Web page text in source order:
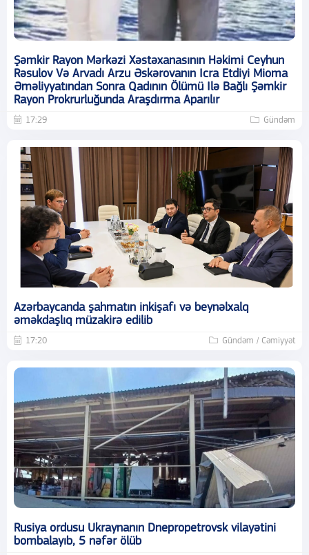
Şəmkir Rayon Mərkəzi Xəstəxanasının Həkimi Ceyhun
Rəsulov Və Arvadı Arzu Əskərovanın Icra Etdiyi Mioma
Əməliyyatından Sonra Qadının Ölümü Ilə Bağlı Şəmkir
Rayon Prokrurluğunda Araşdırma Aparılır
17:29 Gündəm
Azərbaycanda şahmatın inkişafı və beynəlxalq
əməkdaşlıq müzakirə edilib
17:20 Gündəm / Cəmiyyət
Rusiya ordusu Ukraynanın Dnepropetrovsk vilayətini
bombalayıb, 5 nəfər ölüb